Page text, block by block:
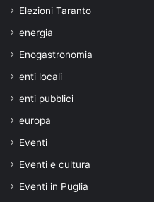
Elezioni Taranto
energia
Enogastronomia
enti locali
enti pubblici
europa
Eventi
Eventi e cultura
Eventi in Puglia